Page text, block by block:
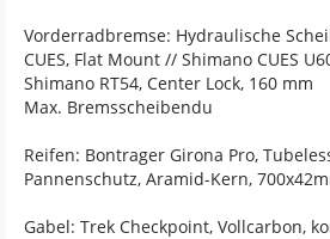
Vorderradbremse: Hydraulische
CUES, Flat Mount // Shimano CUES
Shimano RT54, Center Lock, 160 mm
Max. Bremsscheibendu
Reifen: Bontrager Girona Pro,
Pannenschutz, Aramid-Kern,
Gabel: Trek Checkpoint, Vollcarbon,